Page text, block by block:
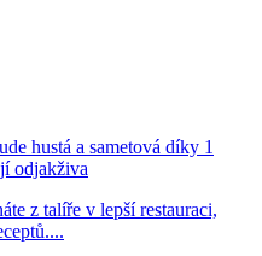
hustá a sametová díky 1
odjakživa
z talíře v lepší restauraci,